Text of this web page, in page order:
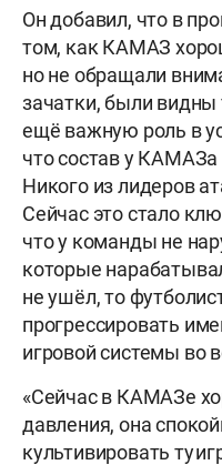
Он добавил, что в
том, как КАМАЗ
но не обращали
зачатки, были видны
ещё важную роль в
что состав у КАМАЗа
Никого из лидеров
Сейчас это стало
что у команды не
которые
не ушёл, то
прогрессировать
игровой системы во
«Сейчас в КАМАЗе
давления, она
культивировать ту